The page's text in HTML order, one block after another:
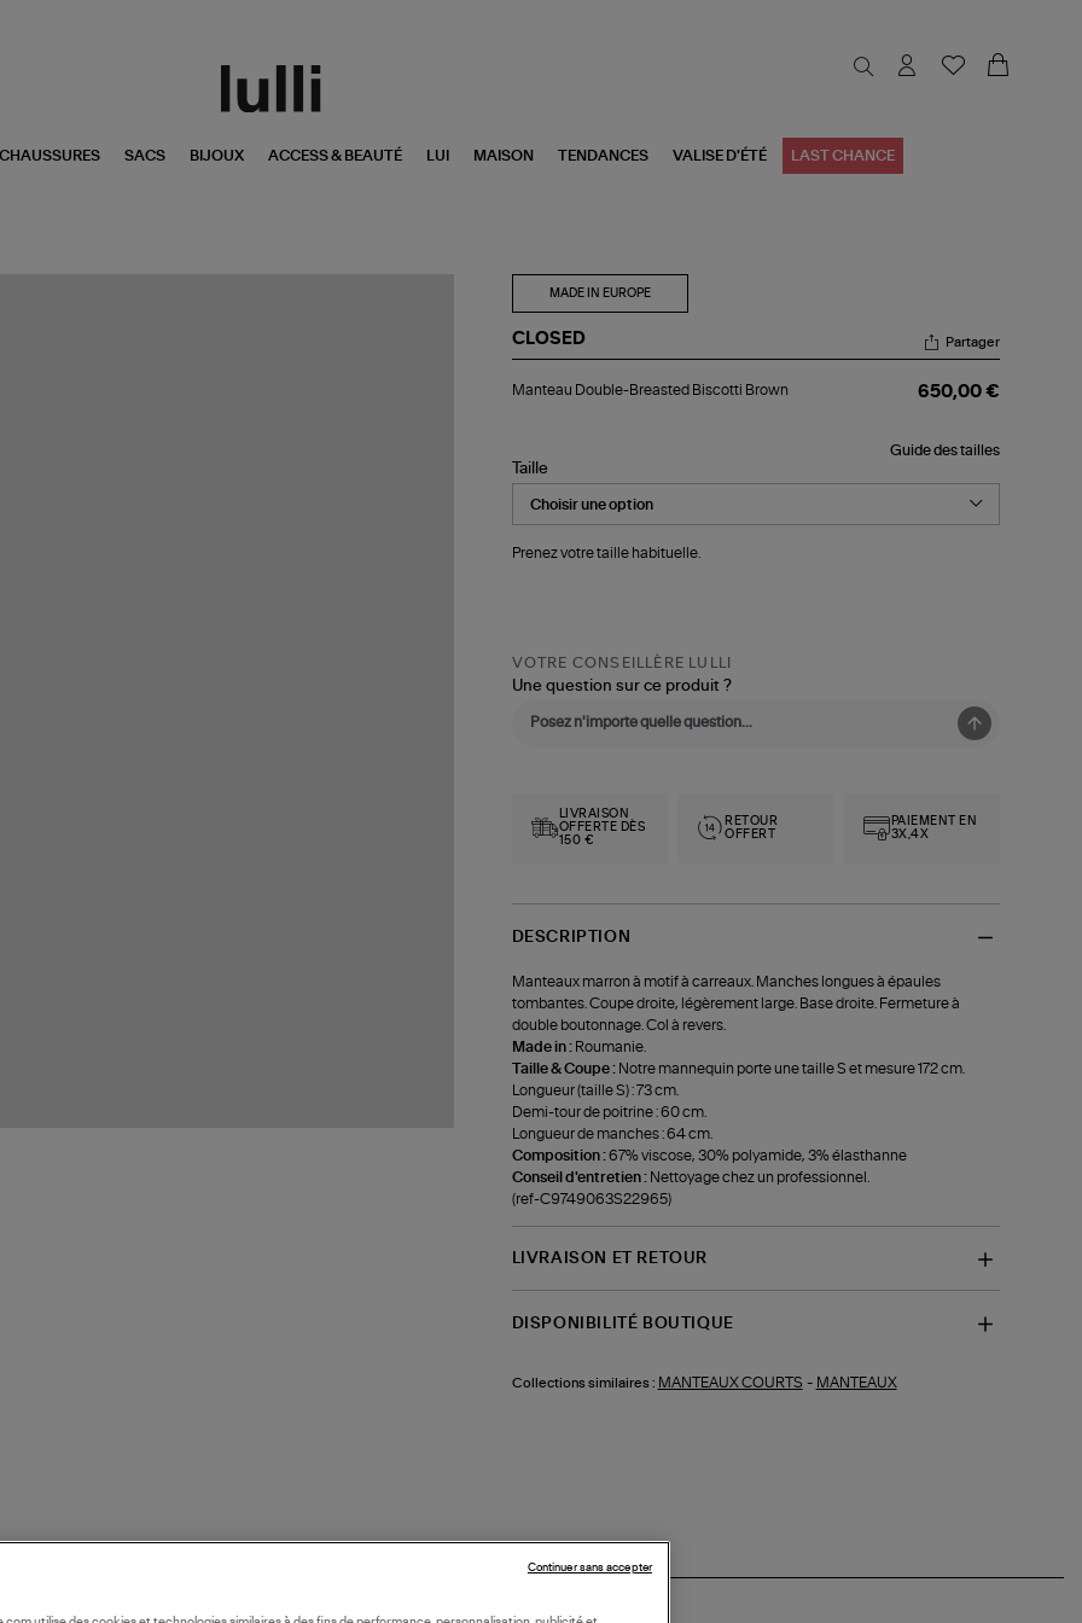
CHAUSSURES SACS BIJOUX ACCESS & BEAUTÉ LUI MAISON TENDANCES VALISE D'ÉTÉ LAST CHANCE
MADE IN EUROPE
CLOSED
Double-
Partager
Manteau Double-Breasted Biscotti Brown 650,00 €
Guide des tailles
Taille
Prenez votre taille habituelle.
VOTRE CONSEILLÈRE LULLI
Une question sur ce produit ?
LIVRAISON
OFFERTE DÈS
150 €
RETOUR
OFFERT
PAIEMENT EN
3X,4X
DESCRIPTION
Manteaux marron à motif à carreaux. Manches longues à épaules
tombantes. Coupe droite, légèrement large. Base droite. Fermeture à
double boutonnage. Col à revers.
Made in : Roumanie.
Taille & Coupe : Notre mannequin porte une taille S et mesure 172 cm.
Longueur (taille S) : 73 cm.
Demi-tour de poitrine : 60 cm.
Longueur de manches : 64 cm.
Composition :67% viscose, 30% polyamide, 3% élasthanne
Conseil d'entretien : Nettoyage chez un professionnel.
(ref-C9749063S22965)
LIVRAISON ET RETOUR
DISPONIBILITÉ BOUTIQUE
Collections similaires : MANTEAUX COURTS - MANTEAUX
Continuer sans accepter